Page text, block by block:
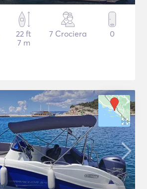
22 ft
7 m
7 Crociera 0